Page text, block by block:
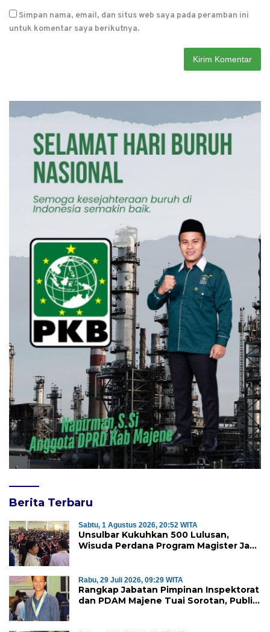
Simpan nama, email, dan situs web saya pada peramban ini
untuk komentar saya berikutnya.
Berita Terbaru
Sabtu, 1 Agustus 2026, 20:52 WITA
Unsulbar Kukuhkan 500 Lulusan,
Wisuda Perdana Program Magister Jadi
Rabu, 29 Juli 2026, 09:29 WITA
Rangkap Jabatan Pimpinan Inspektorat
dan PDAM Majene Tuai Sorotan, Publik